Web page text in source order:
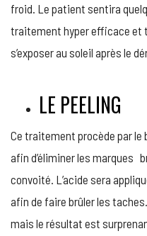
froid. Le patient sentira
traitement hyper efficace et
s’exposer au soleil après le
LE PEELING
Ce traitement procède par le
afin d’éliminer les marques
convoité. L’acide sera
afin de faire brûler les taches.
mais le résultat est